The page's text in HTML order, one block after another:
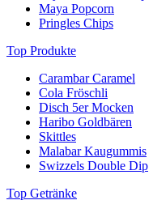
Maya Popcorn
Pringles Chips
Top Produkte
Carambar Caramel
Cola Fröschli
Disch 5er Mocken
Haribo Goldbären
Skittles
Malabar Kaugummis
Swizzels Double Dip
Top Getränke